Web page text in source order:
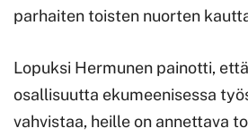
parhaiten toisten nuorten
Lopuksi Hermunen painotti,
osallisuutta ekumeenisessa
vahvistaa, heille on annettava